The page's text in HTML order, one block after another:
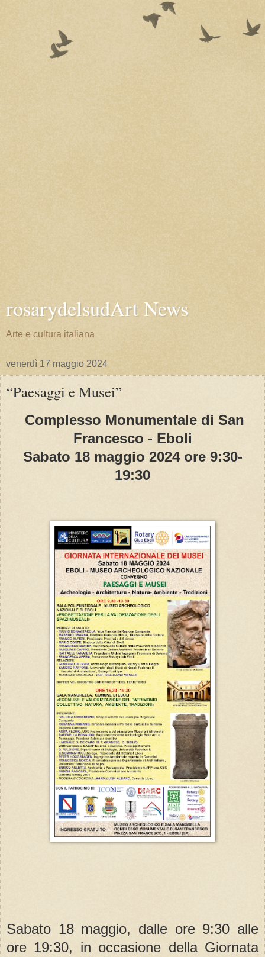
rosarydelsudArt News
Arte e cultura italiana
venerdì 17 maggio 2024
“Paesaggi e Musei”
Complesso Monumentale di San
Francesco - Eboli
Sabato 18 maggio 2024 ore 9:30-
19:30
Sabato 18 maggio, dalle ore 9:30 alle
ore 19:30, in occasione della Giornata